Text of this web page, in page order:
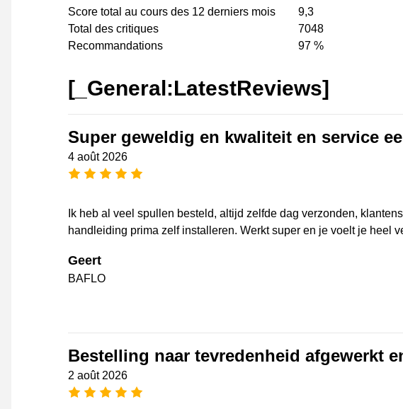
Score total au cours des 12 derniers mois
9,3
Total des critiques
7048
Recommandations
97 %
[_General:LatestReviews]
Super geweldig en kwaliteit en service
4 août 2026
[_General:NumberOfStarsPluralFormat]
Ik heb al veel spullen besteld, altijd zelfde dag verzonden,
handleiding prima zelf installeren. Werkt super en je voelt je heel
Geert
BAFLO
Bestelling naar tevredenheid afgewerkt
2 août 2026
[_General:NumberOfStarsPluralFormat]